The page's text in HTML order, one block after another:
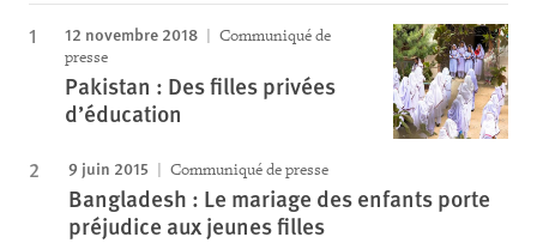
12 novembre 2018
Communiqué de
presse
Pakistan : Des filles privées
d’éducation
9 juin 2015 Communiqué de presse
Bangladesh : Le mariage des enfants porte
préjudice aux jeunes filles